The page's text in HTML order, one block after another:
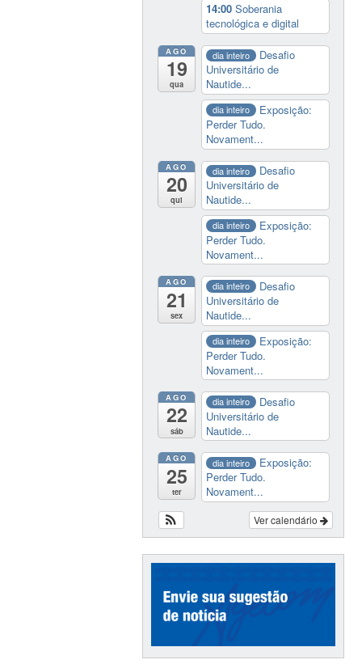
14:00Soberania
tecnológica e digital
AGO
19
qua
dia inteiro
Desafio
Universitário de
Nautide...
dia inteiro
Exposição:
Perder Tudo.
Novament...
AGO
20
qui
dia inteiro
Desafio
Universitário de
Nautide...
dia inteiro
Exposição:
Perder Tudo.
Novament...
AGO
21
sex
dia inteiro
Desafio
Universitário de
Nautide...
dia inteiro
Exposição:
Perder Tudo.
Novament...
AGO
22
sáb
dia inteiro
Desafio
Universitário de
Nautide...
AGO
25
ter
dia inteiro
Exposição:
Perder Tudo.
Novament...
Ver calendário